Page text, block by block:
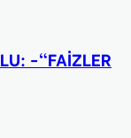
-“FAİZLER